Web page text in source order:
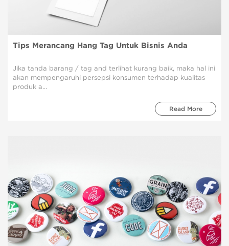
Tips Merancang Hang Tag Untuk Bisnis Anda
Jika tanda barang / tag and terlihat kurang baik, maka hal ini
akan mempengaruhi persepsi konsumen terhadap kualitas
produk a...
Read More